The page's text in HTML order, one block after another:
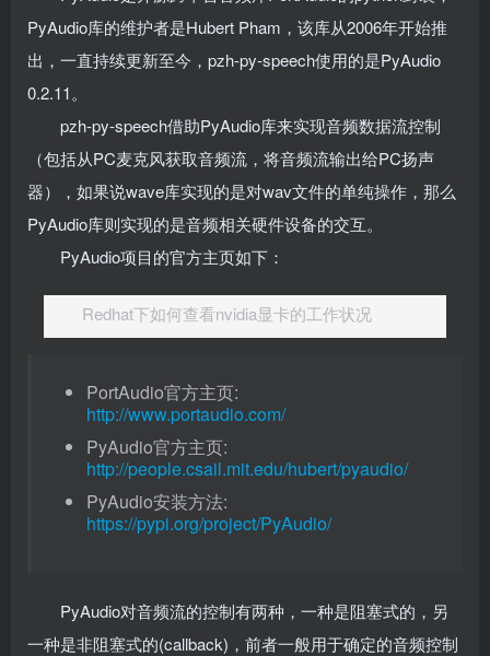
PyAudio库的维护者是Hubert Pham，该库从2006年开始推
出，一直持续更新至今，pzh-py-speech使用的是PyAudio
0.2.11。
pzh-py-speech借助PyAudio库来实现音频数据流控制
（包括从PC麦克风获取音频流，将音频流输出给PC扬声
器），如果说wave库实现的是对wav文件的单纯操作，那么
PyAudio库则实现的是音频相关硬件设备的交互。
PyAudio项目的官方主页如下：
Redhat下如何查看nvidia显卡的工作状况
PortAudio官方主页:
http://www.portaudio.com/
PyAudio官方主页:
http://people.csail.mit.edu/hubert/pyaudio/
PyAudio安装方法:
https://pypi.org/project/PyAudio/
PyAudio对音频流的控制有两种，一种是阻塞式的，另
一种是非阻塞式的(callback)，前者一般用于确定的音频控制